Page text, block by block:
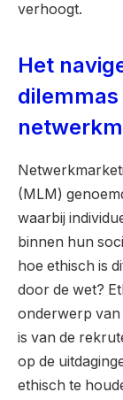
verhoogt.
Het
(MLM)
waarbij
binnen hun
hoe ethisch is
door de wet?
onderwerp van
is van de
op de
ethisch te